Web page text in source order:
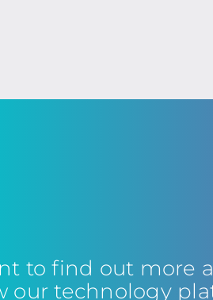
to find out more
our technology